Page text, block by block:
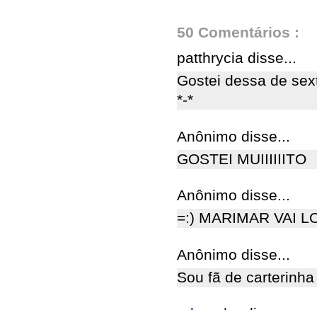
50 Comentários :
patthrycia disse...
Gostei dessa de
*-*
Anônimo disse...
GOSTEI MUIIIIIITO
Anônimo disse...
=:) MARIMAR VAI
Anônimo disse...
Sou fã de